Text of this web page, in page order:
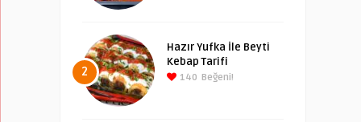
2
Hazır Yufka İle Beyti
Kebap Tarifi
140 Beğeni!